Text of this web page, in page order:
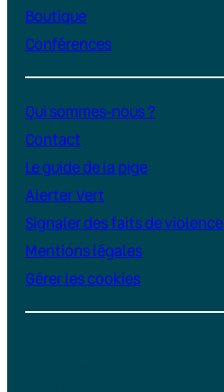
Boutique
Conférences
Qui sommes-nous ?
Contact
Le guide de la pige
Alerter Vert
Signaler des faits de violence
Mentions légales
Gérer les cookies